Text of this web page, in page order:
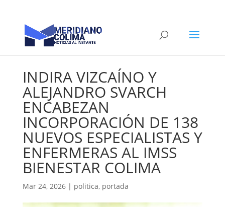
INDIRA VIZCAÍNO Y
ALEJANDRO SVARCH
ENCABEZAN
INCORPORACIÓN DE 138
NUEVOS ESPECIALISTAS Y
ENFERMERAS AL IMSS
BIENESTAR COLIMA
Mar 24, 2026| politica, portada